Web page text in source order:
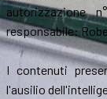
autorizzazione
responsabile:
I contenuti
l'ausilio